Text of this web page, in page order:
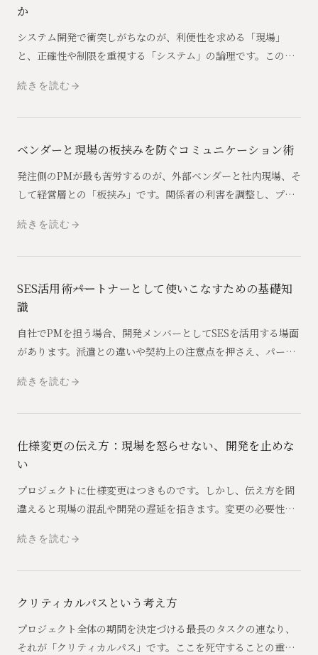
か
システム開発で衝突しがちなのが、利便性を求める「現場」
と、正確性や制限を重視する「システム」の論理です。この二
す。
続きを読む
ベンダーと現場の板挟みを防ぐコミュニケーション術
発注側のPMが最も苦労するのが、外部ベンダーと社内現場、そ
して経営層との「板挟み」です。関係者の利害を調整し、プロ
えます。
続きを読む
SES活用術――パートナーとして使いこなすための基礎知
識
自社でPMを担う場合、開発メンバーとしてSESを活用する場面
があります。派遣との違いや契約上の注意点を押さえ、パート
す。
続きを読む
仕様変更の伝え方：現場を怒らせない、開発を止めな
い
プロジェクトに仕様変更はつきものです。しかし、伝え方を間
違えると現場の混乱や開発の遅延を招きます。変更の必要性を
す。
続きを読む
クリティカルパスという考え方
プロジェクト全体の期間を決定づける最長のタスクの連なり、
それが「クリティカルパス」です。ここを死守することの重要